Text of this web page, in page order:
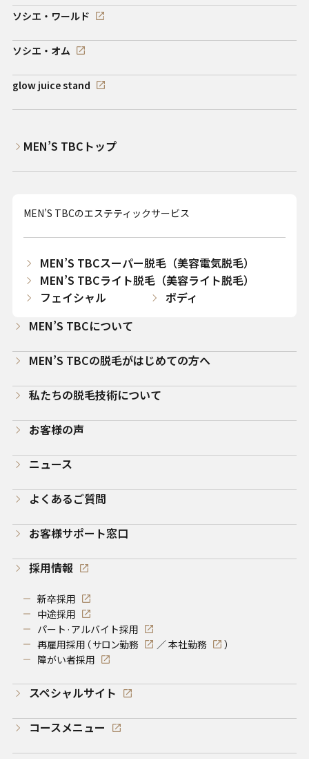
ソシエ・ワールド
ソシエ・オム
glow juice stand
MEN’S TBCトップ
MEN’S TBCのエステティックサービス
MEN’S TBCスーパー脱毛（美容電気脱毛）
MEN’S TBCライト脱毛（美容ライト脱毛）
フェイシャル
ボディ
MEN’S TBCについて
MEN’S TBCの脱毛がはじめての方へ
私たちの脱毛技術について
お客様の声
ニュース
よくあるご質問
お客様サポート窓口
採用情報
新卒採用
中途採用
パート·アルバイト採用
再雇用採用（ サロン勤務 ／本社勤務
）
障がい者採用
スペシャルサイト
コースメニュー